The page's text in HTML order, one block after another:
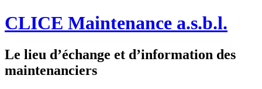
CLICE Maintenance a.s.b.l.
Le lieu d’échange et d’information des
maintenanciers